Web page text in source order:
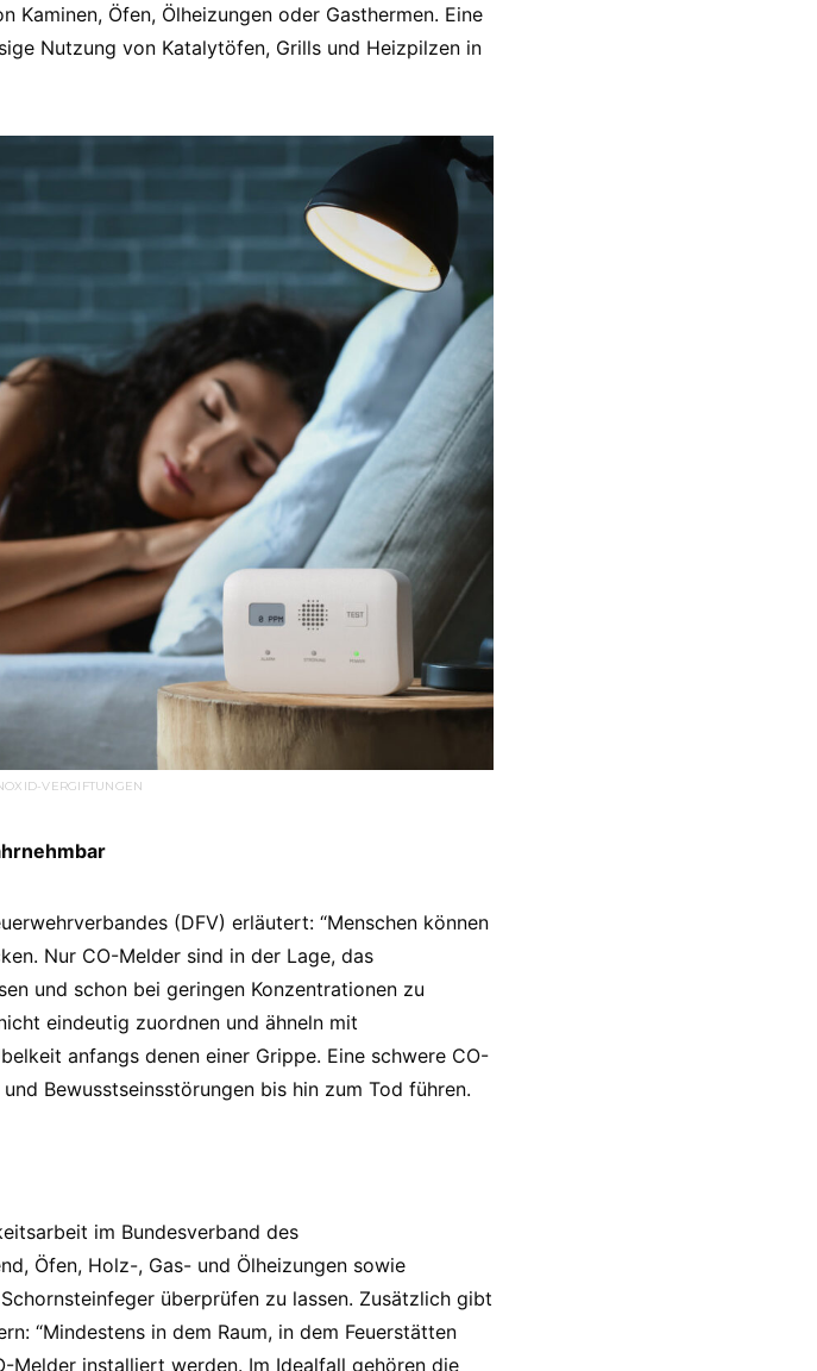
Kaminen, Öfen, Ölheizungen oder Gasthermen. Eine
Nutzung von Katalytöfen, Grills und Heizpilzen in
VERGIFTUNGEN
(DFV) erläutert: “Menschen können
Nur CO-Melder sind in der Lage, das
und schon bei geringen Konzentrationen zu
eindeutig zuordnen und ähneln mit
anfangs denen einer Grippe. Eine schwere CO-
Bewusstseinsstörungen bis hin zum Tod führen.
im Bundesverband des
Öfen, Holz-, Gas- und Ölheizungen sowie
überprüfen zu lassen. Zusätzlich gibt
“Mindestens in dem Raum, in dem Feuerstätten
Melder installiert werden. Im Idealfall gehören die